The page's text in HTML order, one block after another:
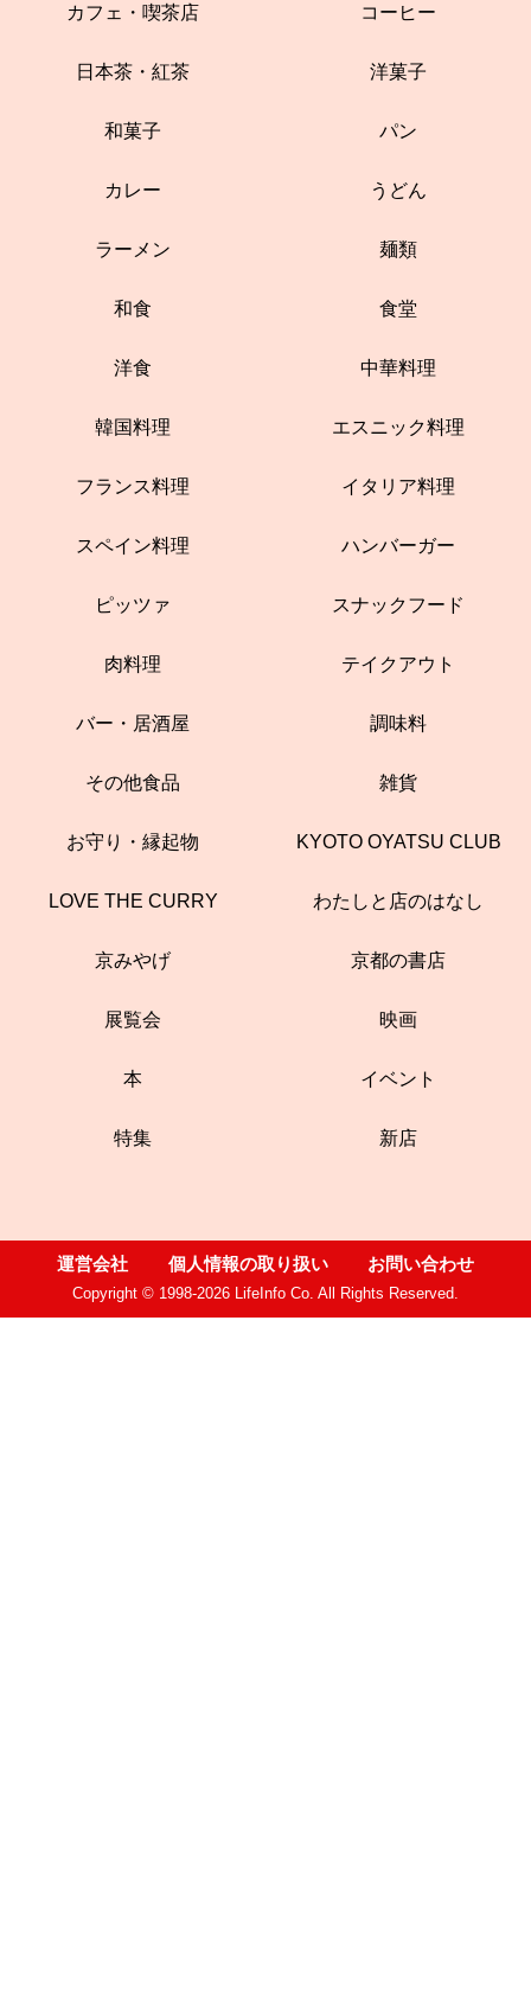
カフェ・喫茶店 コーヒー
日本茶・紅茶 洋菓子
和菓子 パン
カレー うどん
ラーメン 麺類
和食 食堂
洋食 中華料理
韓国料理 エスニック料理
フランス料理 イタリア料理
スペイン料理 ハンバーガー
ピッツァ スナックフード
肉料理 テイクアウト
バー・居酒屋 調味料
その他食品 雑貨
お守り・縁起物 KYOTO OYATSU CLUB
LOVE THE CURRY わたしと店のはなし
京みやげ 京都の書店
展覧会 映画
本 イベント
特集 新店
運営会社 個人情報の取り扱い お問い合わせ
Copyright © 1998-2026 LifeInfo Co. All Rights Reserved.